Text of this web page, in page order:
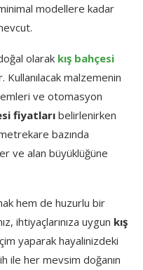
modellere kadar
olarak kış bahçesi
malzemenin
ve otomasyon
fiyatları belirlenirken
bazında
ve alan büyüklüğüne
hem de huzurlu bir
ihtiyaçlarınıza uygun kış
yaparak hayalinizdeki
ile her mevsim doğanın